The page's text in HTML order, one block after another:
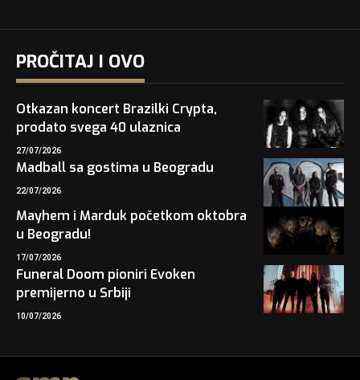
PROČITAJ I OVO
Otkazan koncert Brazilki Crypta,
prodato svega 40 ulaznica
27/07/2026
Madball sa gostima u Beogradu
22/07/2026
Mayhem i Marduk početkom oktobra
u Beogradu!
17/07/2026
Funeral Doom pioniri Evoken
premijerno u Srbiji
10/07/2026